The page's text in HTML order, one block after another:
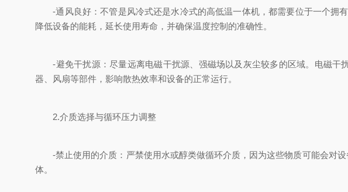
-通风良好：不管是风冷式还是水冷式的高低温一体机，都需要位于一个拥
降低设备的能耗，延长使用寿命，并确保温度控制的准确性。
-避免干扰源：尽量远离电磁干扰源、强磁场以及灰尘较多的区域。电磁干
器、风扇等部件，影响散热效率和设备的正常运行。
2.介质选择与循环压力调整
-禁止使用的介质：严禁使用水或醇类做循环介质，因为这些物质可能会对设
体。